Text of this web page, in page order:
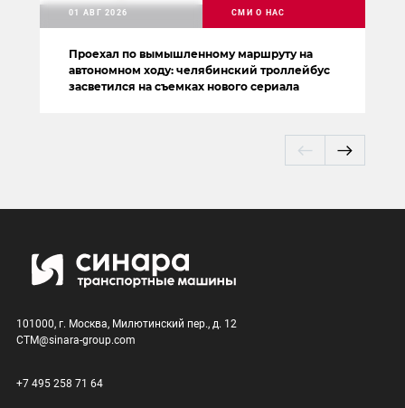
Проехал по вымышленному маршруту на
автономном ходу: челябинский троллейбус
засветился на съемках нового сериала
01 АВГ 2026 СМИ О НАС
101000, г. Москва, Милютинский пер., д. 12
CTM@sinara-group.com
+7 495 258 71 64